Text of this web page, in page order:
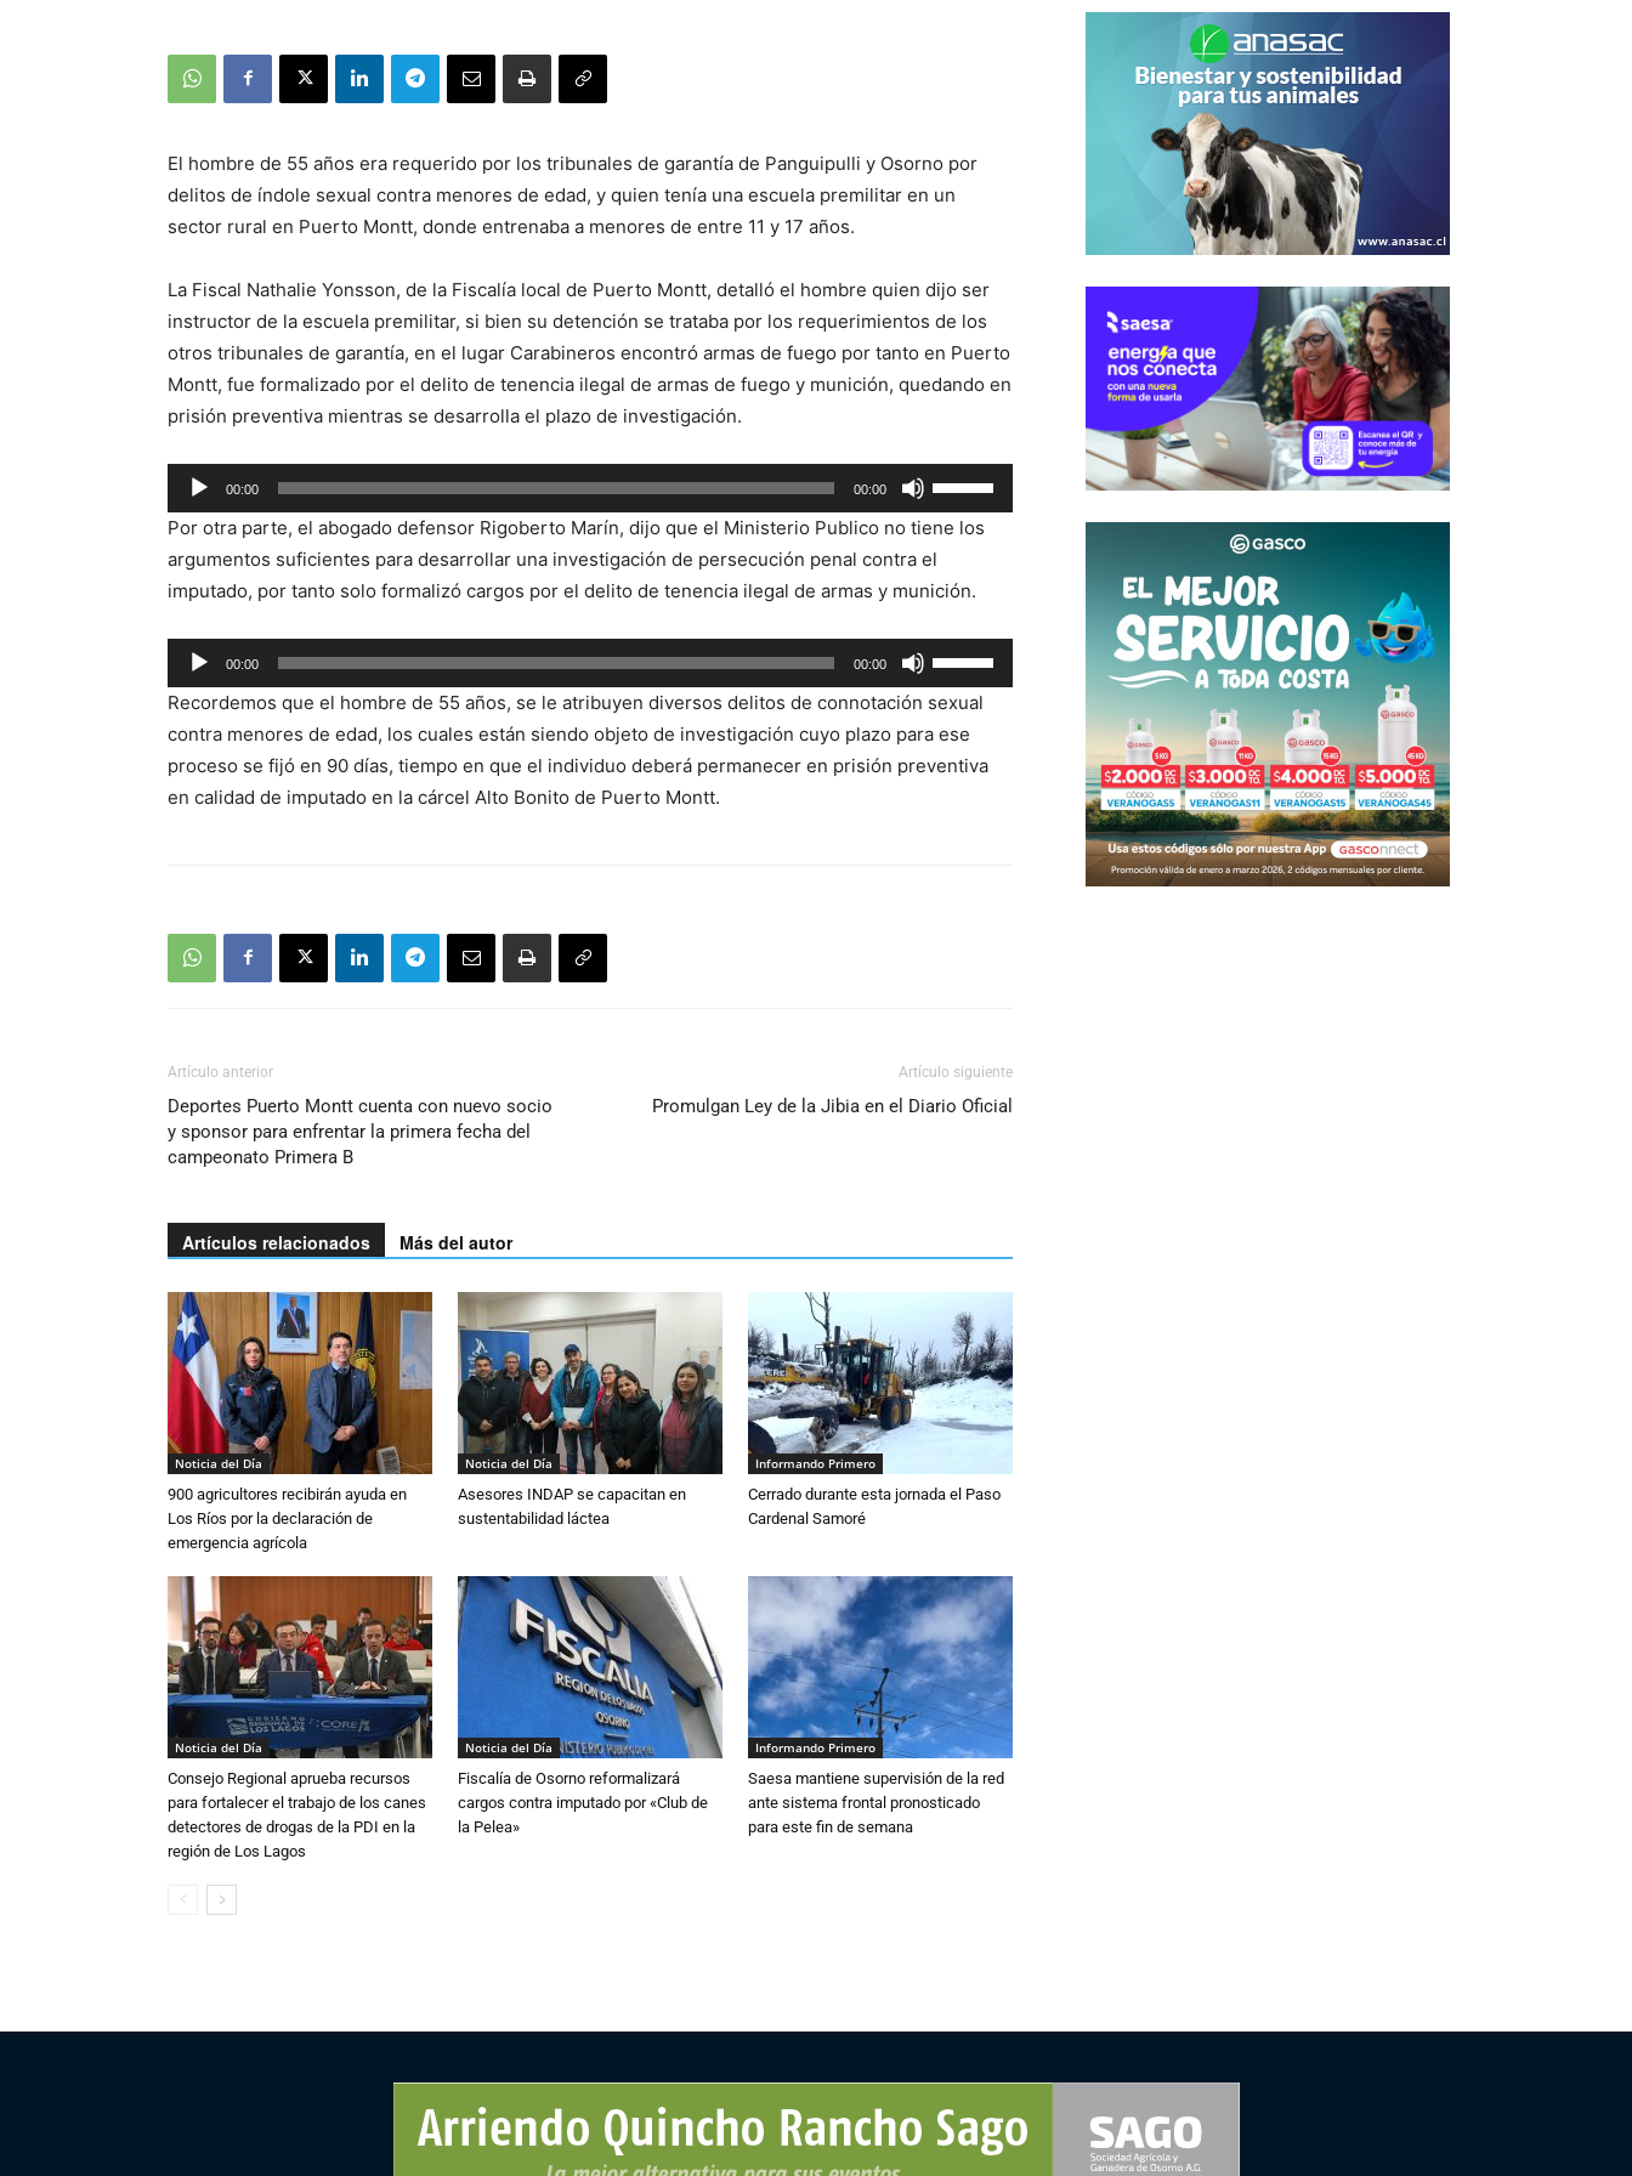
El hombre de 55 años era requerido por los tribunales de garantía de Panguipulli y Osorno por
delitos de índole sexual contra menores de edad, y quien tenía una escuela premilitar en un
sector rural en Puerto Montt, donde entrenaba a menores de entre 11 y 17 años.
La Fiscal Nathalie Yonsson, de la Fiscalía local de Puerto Montt, detalló el hombre quien dijo ser
instructor de la escuela premilitar, si bien su detención se trataba por los requerimientos de los
otros tribunales de garantía, en el lugar Carabineros encontró armas de fuego por tanto en Puerto
Montt, fue formalizado por el delito de tenencia ilegal de armas de fuego y munición, quedando en
prisión preventiva mientras se desarrolla el plazo de investigación.
Reproductor
de
audio
00:00 00:00
las
teclas
de
flecha
arriba/abajo
para
aumentar
o
disminuir
Por otra parte, el abogado defensor Rigoberto Marín, dijo que el Ministerio Publico no tiene los
argumentos suficientes para desarrollar una investigación de persecución penal contra el
imputado, por tanto solo formalizó cargos por el delito de tenencia ilegal de armas y munición.
Reproductor
de
audio
00:00 00:00
las
teclas
de
flecha
Recordemos que el hombre de 55 años, se le atribuyen diversos delitos de connotación sexual
contra menores de edad, los cuales están siendo objeto de investigación cuyo plazo para ese
proceso se fijó en 90 días, tiempo en que el individuo deberá permanecer en prisión preventiva
en calidad de imputado en la cárcel Alto Bonito de Puerto Montt.
Artículo anterior
Deportes Puerto Montt cuenta con nuevo socio
y sponsor para enfrentar la primera fecha del
campeonato Primera B
Artículo siguiente
Promulgan Ley de la Jibia en el Diario Oficial
Artículos relacionados Más del autor
Noticia del Día
900 agricultores recibirán ayuda en
Los Ríos por la declaración de
emergencia agrícola
Noticia del Día
Asesores INDAP se capacitan en
sustentabilidad láctea
Informando Primero
Cerrado durante esta jornada el Paso
Cardenal Samoré
Noticia del Día
Consejo Regional aprueba recursos
para fortalecer el trabajo de los canes
detectores de drogas de la PDI en la
región de Los Lagos
Noticia del Día
Fiscalía de Osorno reformalizará
cargos contra imputado por «Club de
la Pelea»
Informando Primero
Saesa mantiene supervisión de la red
ante sistema frontal pronosticado
para este fin de semana